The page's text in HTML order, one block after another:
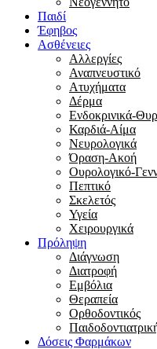
Παιδί
Έφηβος
Ασθένειες
Αλλεργίες
Αναπνευστικό
Ατυχήματα
Δέρμα
Ενδοκρινικά-
Καρδιά-Αίμα
Νευρολογικά
Όραση-Ακοή
Ουρολογικό-
Πεπτικό
Σκελετός
Υγεία
Χειρουργικά
Πρόληψη
Διάγνωση
Διατροφή
Εμβόλια
Θεραπεία
Ορθοδοντικός
Δόσεις Φαρμάκων